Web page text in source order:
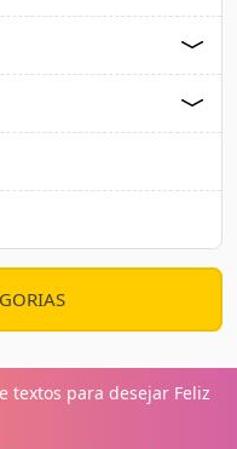
textos para desejar Feliz